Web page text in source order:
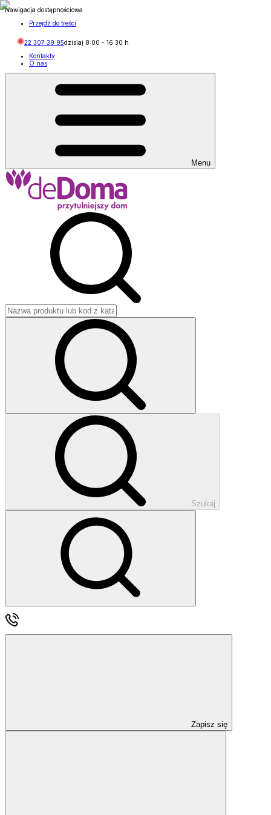
Nawigacja dostępnościowa
Przejdź do treści
22 307 39 95dzisiaj 8:00 - 16:30 h
Kontakty
O nas
Menu
Szukaj
Zapisz się